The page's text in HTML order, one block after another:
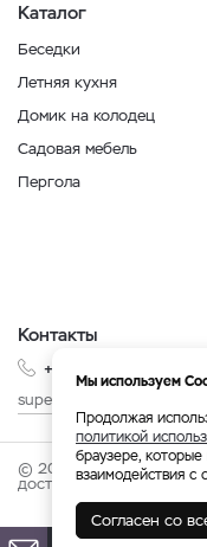
Каталог
Беседки
Летняя кухня
Домик на колодец
Садовая мебель
Пергола
Контакты
+7 999 210-35-35
superbesedka@mail.ru
© 2026
доставкой по России.
Мы используем
Продолжая
политикой
браузере,
взаимодействия с
Согласен со